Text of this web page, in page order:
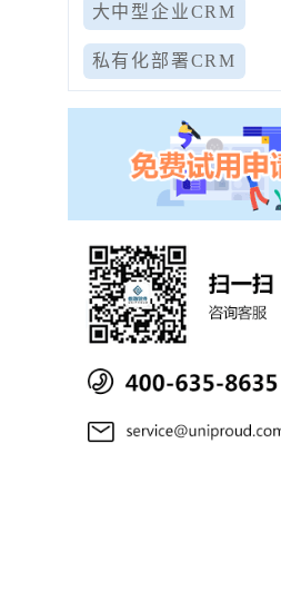
大中型企业CRM
私有化部署CRM